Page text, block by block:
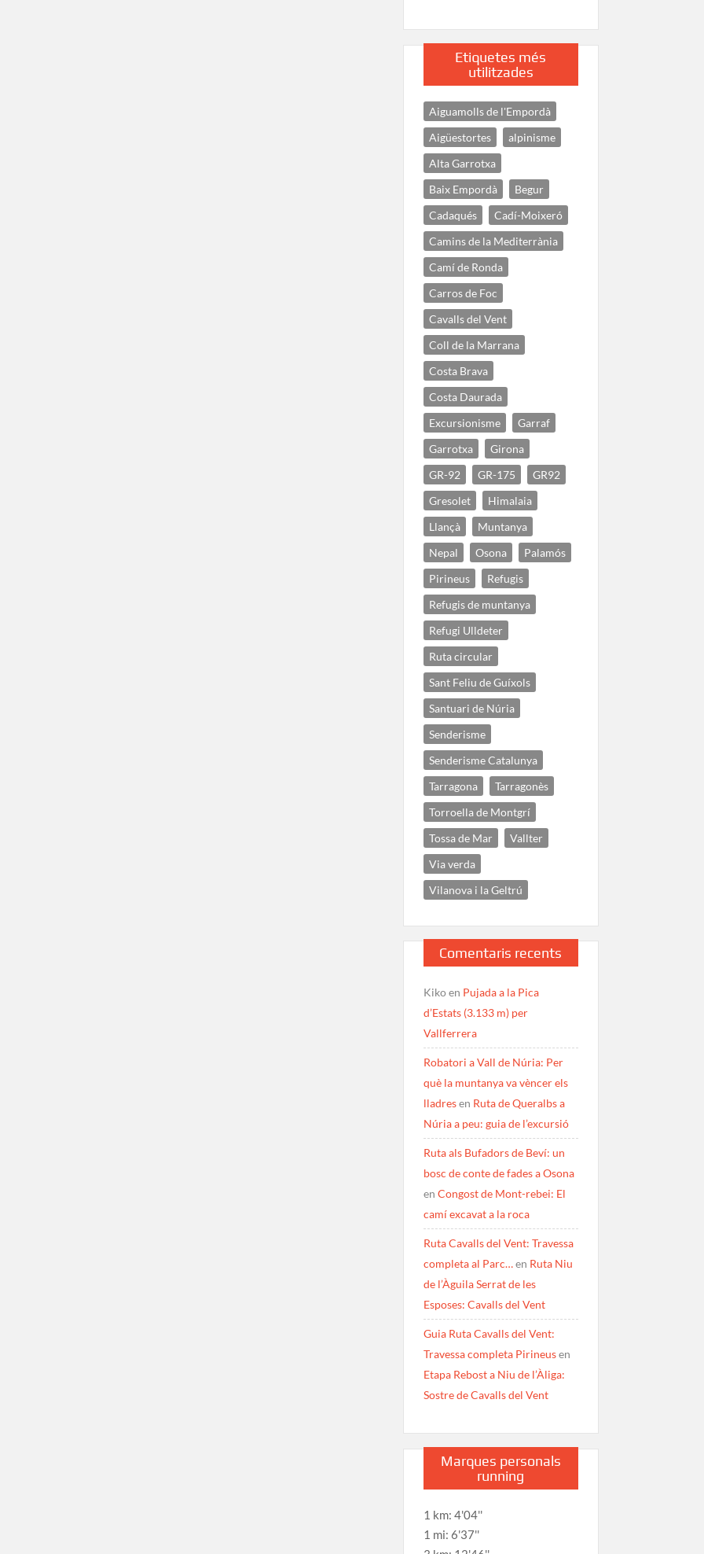
Etiquetes més
utilitzades
Aiguamolls de l'Empordà
Aigüestortes
alpinisme
Alta Garrotxa
Baix Empordà
Begur
Cadaqués
Cadí-Moixeró
Camins de la Mediterrània
Camí de Ronda
Carros de Foc
Cavalls del Vent
Coll de la Marrana
Costa Brava
Costa Daurada
Excursionisme
Garraf
Garrotxa
Girona
GR-92
GR-175
GR92
Gresolet
Himalaia
Llançà
Muntanya
Nepal
Osona
Palamós
Pirineus
Refugis
Refugis de muntanya
Refugi Ulldeter
Ruta circular
Sant Feliu de Guíxols
Santuari de Núria
Senderisme
Senderisme Catalunya
Tarragona
Tarragonès
Torroella de Montgrí
Tossa de Mar
Vallter
Via verda
Vilanova i la Geltrú
Comentaris recents
Kikoen Pujada a la Pica
d’Estats (3.133 m) per
Vallferrera
Robatori a Vall de Núria: Per
què la muntanya va vèncer els
lladresen Ruta de Queralbs a
Núria a peu: guia de l’excursió
Ruta als Bufadors de Beví: un
bosc de conte de fades a Osona
en Congost de Mont-rebei: El
camí excavat a la roca
Ruta Cavalls del Vent: Travessa
completa al Parc…en Ruta Niu
de l’Àguila Serrat de les
Esposes: Cavalls del Vent
Guia Ruta Cavalls del Vent:
Travessa completa Pirineusen
Etapa Rebost a Niu de l’Àliga:
Sostre de Cavalls del Vent
Marques personals
running
1 km: 4'04''
1 mi: 6'37''